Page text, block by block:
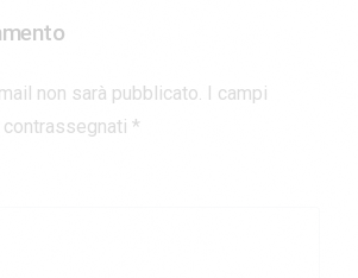
non sarà pubblicato.
I campi
contrassegnati*